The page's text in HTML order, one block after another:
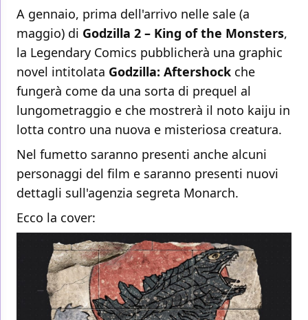
A gennaio, prima dell'arrivo nelle sale (a
maggio) di Godzilla 2 – King of the Monsters,
la Legendary Comics pubblicherà una graphic
novel intitolata Godzilla: Aftershock che
fungerà come da una sorta di prequel al
lungometraggio e che mostrerà il noto kaiju in
lotta contro una nuova e misteriosa creatura.
Nel fumetto saranno presenti anche alcuni
personaggi del film e saranno presenti nuovi
dettagli sull'agenzia segreta Monarch.
Ecco la cover: